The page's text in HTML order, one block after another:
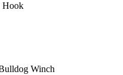
Hook
Winch